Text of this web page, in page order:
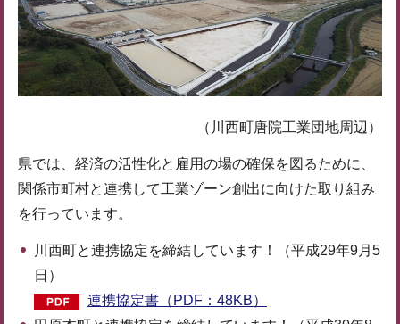
（川西町唐院工業団地周辺）
県では、経済の活性化と雇用の場の確保を図るために、
関係市町村と連携して工業ゾーン創出に向けた取り組み
を行っています。
川西町と連携協定を締結しています！（平成29年9月5
日）
連携協定書（PDF：48KB）